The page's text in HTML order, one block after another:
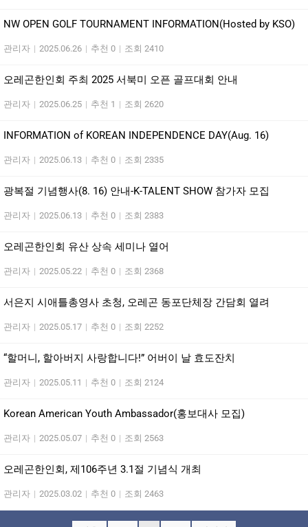
NW OPEN GOLF TOURNAMENT INFORMATION(Hosted by KSO)
관리자 | 2025.06.26 | 추천 0 | 조회 2410
오레곤한인회 주최 2025 서북미 오픈 골프대회 안내
관리자 | 2025.06.25 | 추천 1 | 조회 2620
INFORMATION of KOREAN INDEPENDENCE DAY(Aug. 16)
관리자 | 2025.06.13 | 추천 0 | 조회 2335
광복절 기념행사(8. 16) 안내-K-TALENT SHOW 참가자 모집
관리자 | 2025.06.13 | 추천 0 | 조회 2383
오레곤한인회 유산 상속 세미나 열어
관리자 | 2025.05.22 | 추천 0 | 조회 2368
서은지 시애틀총영사 초청, 오레곤 동포단체장 간담회 열려
관리자 | 2025.05.17 | 추천 0 | 조회 2252
“할머니, 할아버지 사랑합니다!” 어버이 날 효도잔치
관리자 | 2025.05.11 | 추천 0 | 조회 2124
Korean American Youth Ambassador(홍보대사 모집)
관리자 | 2025.05.07 | 추천 0 | 조회 2563
오레곤한인회, 제106주년 3.1절 기념식 개최
관리자 | 2025.03.02 | 추천 0 | 조회 2463